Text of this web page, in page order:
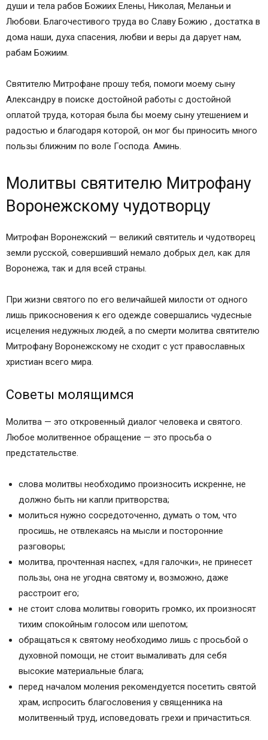
души и тела рабов Божиих Елены, Николая, Меланьи и
Любови. Благочестивого труда во Славу Божию , достатка в
дома наши, духа спасения, любви и веры да дарует нам,
рабам Божиим.
Святителю Митрофане прошу тебя, помоги моему сыну
Александру в поиске достойной работы с достойной
оплатой труда, которая была бы моему сыну утешением и
радостью и благодаря которой, он мог бы приносить много
пользы ближним по воле Господа. Аминь.
Молитвы святителю Митрофану
Воронежскому чудотворцу
Митрофан Воронежский — великий святитель и чудотворец
земли русской, совершивший немало добрых дел, как для
Воронежа, так и для всей страны.
При жизни святого по его величайшей милости от одного
лишь прикосновения к его одежде совершались чудесные
исцеления недужных людей, а по смерти молитва святителю
Митрофану Воронежскому не сходит с уст православных
христиан всего мира.
Советы молящимся
Молитва — это откровенный диалог человека и святого.
Любое молитвенное обращение — это просьба о
предстательстве.
слова молитвы необходимо произносить искренне, не
должно быть ни капли притворства;
молиться нужно сосредоточенно, думать о том, что
просишь, не отвлекаясь на мысли и посторонние
разговоры;
молитва, прочтенная наспех, «для галочки», не принесет
пользы, она не угодна святому и, возможно, даже
расстроит его;
не стоит слова молитвы говорить громко, их произносят
тихим спокойным голосом или шепотом;
обращаться к святому необходимо лишь с просьбой о
духовной помощи, не стоит вымаливать для себя
высокие материальные блага;
перед началом моления рекомендуется посетить святой
храм, испросить благословения у священника на
молитвенный труд, исповедовать грехи и причаститься.